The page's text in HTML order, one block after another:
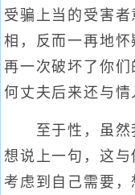
受骗上当的受害
相，反而一再地
再一次破坏了你
何丈夫后来还与情
至于性，虽然
想说上一句，这
考虑到自己需要